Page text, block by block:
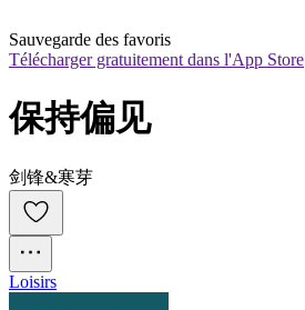
Sauvegarde des favoris
Télécharger gratuitement dans l'App Store
保持偏见
剑锋&寒芽
Loisirs